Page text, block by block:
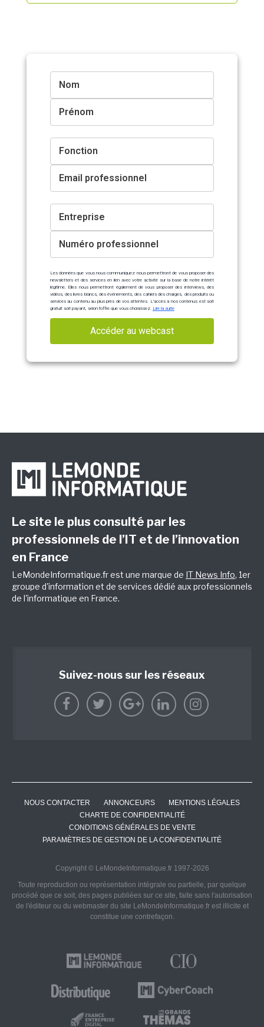
Nom
Prénom
Fonction
Email professionnel
Entreprise
Numéro professionnel
Les données que vous nous communiquez nous permettront de vous proposer des
newsletters et des services en lien avec votre activité sur la base de notre intérêt
légitime. Elles nous permettront également de vous proposer des interviews, des
vidéos, des livres blancs, des événements, des cahiers des charges, des produits ou
services au contenu au plus près de vos attentes. L'accès à nos contenus est soit
gratuit soit payant, selon l'offre que vous choisissez. Lire la suite
Accéder au webcast
Le site le plus consulté par les
professionnels de l’IT et de l’innovation
en France
LeMondeInformatique.fr est une marque de IT News Info, 1er
groupe d'information et de services dédié aux professionnels
de l'informatique en France.
Suivez-nous sur les réseaux
NOUS CONTACTER ANNONCEURS
MENTIONS LÉGALES
CHARTE DE CONFIDENTIALITÉ
CONDITIONS GÉNÉRALES DE VENTE
PARAMÈTRES DE GESTION DE LA CONFIDENTIALITÉ
Copyright © LeMondeInformatique.fr 1997-2026
Toute reproduction ou représentation intégrale ou partielle, par quelque
procédé que ce soit, des pages publiées sur ce site, faite sans l'autorisation
de l'éditeur ou du webmaster du site LeMondeInformatique.fr est illicite et
constitue une contrefaçon.